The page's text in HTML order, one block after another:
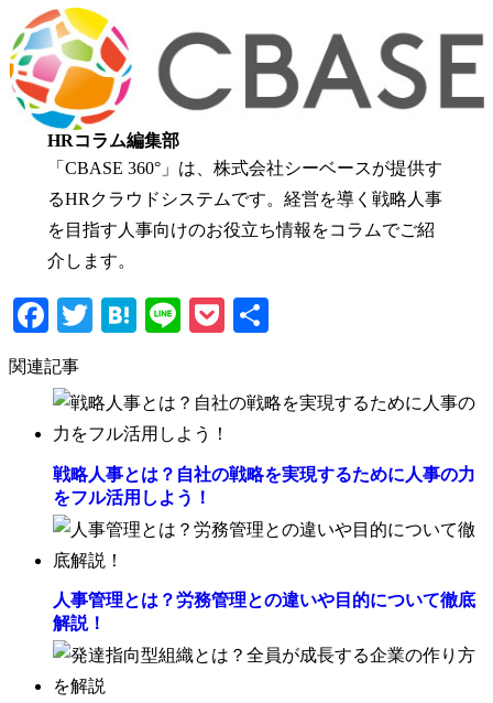
HRコラム編集部
「CBASE 360°」は、株式会社シーベースが提供す
るHRクラウドシステムです。経営を導く戦略人事
を目指す人事向けのお役立ち情報をコラムでご紹
介します。
Facebook
TwitterHatenaLinePocket
関連記事
戦略人事とは？自社の戦略を実現するために人事の力
をフル活用しよう！
人事管理とは？労務管理との違いや目的について徹底
解説！